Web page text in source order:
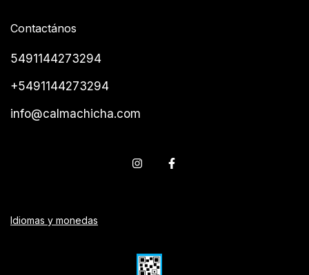
Contactános
5491144273294
+5491144273294
info@calmachicha.com
Idiomas y monedas